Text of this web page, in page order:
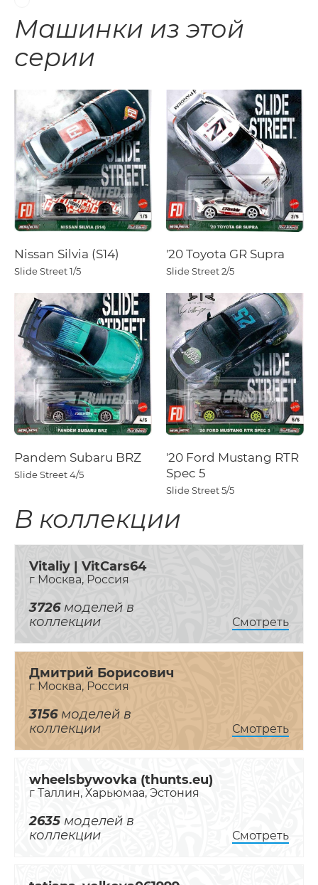
Машинки из этой
серии
Nissan Silvia (S14)
Slide Street1/5
'20 Toyota GR Supra
Slide Street2/5
Pandem Subaru BRZ
Slide Street4/5
'20 Ford Mustang RTR
Spec 5
Slide Street5/5
В коллекции
Vitaliy | VitCars64
г Москва, Россия
3726моделей в
коллекции
Смотреть
Дмитрий Борисович
г Москва, Россия
3156моделей в
коллекции
Смотреть
wheelsbywovka (thunts.eu)
г Таллин, Харьюмаа, Эстония
2635 моделей в
коллекции
Смотреть